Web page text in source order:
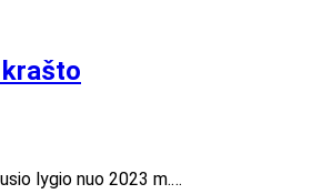
lygio nuo 2023 m.…